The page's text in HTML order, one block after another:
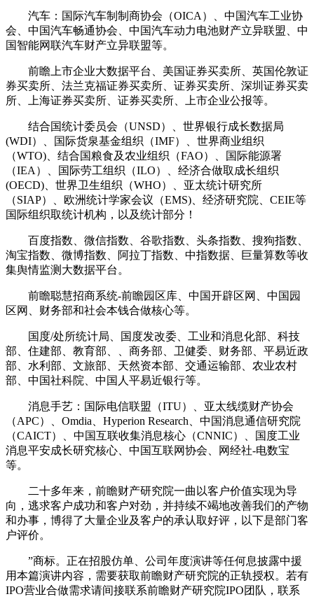
汽车：国际汽车制制商协会（OICA）、中国汽车工业协
会、中国汽车畅通协会、中国汽车动力电池财产立异联盟、中
国智能网联汽车财产立异联盟等。
前瞻上市企业大数据平台、美国证券买卖所、英国伦敦证
券买卖所、法兰克福证券买卖所、证券买卖所、深圳证券买卖
所、上海证券买卖所、证券买卖所、上市企业公报等。
结合国统计委员会（UNSD）、世界银行成长数据局
(WDI）、国际货泉基金组织（IMF）、世界商业组织
（WTO)、结合国粮食及农业组织（FAO）、国际能源署
（IEA）、国际劳工组织（ILO）、经济合做取成长组织
(OECD)、世界卫生组织（WHO）、亚太统计研究所
（SIAP）、欧洲统计学家会议（EMS)、经济研究院、CEIE等
国际组织取统计机构，以及统计部分！
百度指数、微信指数、谷歌指数、头条指数、搜狗指数、
淘宝指数、微博指数、阿拉丁指数、中指数据、巨量算数等收
集舆情监测大数据平台。
前瞻聪慧招商系统-前瞻园区库、中国开辟区网、中国园
区网、财务部和社会本钱合做核心等。
国度/处所统计局、国度发改委、工业和消息化部、科技
部、住建部、教育部、、商务部、卫健委、财务部、平易近政
部、水利部、文旅部、天然资本部、交通运输部、农业农村
部、中国社科院、中国人平易近银行等。
消息手艺：国际电信联盟（ITU）、亚太线缆财产协会
（APC）、Omdia、Hyperion Research、中国消息通信研究院
（CAICT）、中国互联收集消息核心（CNNIC）、国度工业
消息平安成长研究核心、中国互联网协会、网经社-电数宝
等。
二十多年来，前瞻财产研究院一曲以客户价值实现为导
向，逃求客户成功和客户对劲，并持续不竭地改善我们的产物
和办事，博得了大量企业及客户的承认取好评，以下是部门客
户评价。
”商标。正在招股仿单、公司年度演讲等任何息披露中援
用本篇演讲内容，需要获取前瞻财产研究院的正轨授权。若有
IPO营业合做需求请间接联系前瞻财产研究院IPO团队，联系